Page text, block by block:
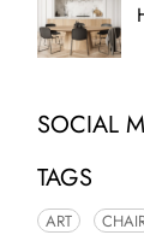
SOCIAL
TAGS
ART